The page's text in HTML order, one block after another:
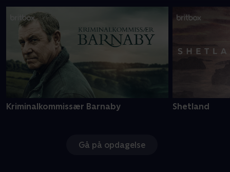
Kriminalkommissær Barnaby Shetland
Gå på opdagelse